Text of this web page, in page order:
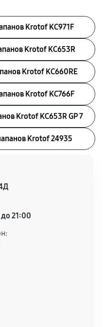
Krotof KC971F
Krotof KC653R
Krotof KC660RE
Krotof KC766F
Krotof KC653R GP 7
Krotof 24935
21:00